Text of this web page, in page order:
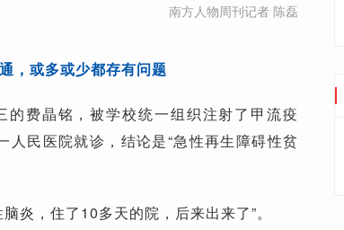
南方人物周刊记者 陈磊
，或多或少都存有问题
费晶铭，被学校统一组织注射了甲流疫
人民医院就诊，结论是“急性再生障碍性贫
炎，住了10多天的院，后来出来了”。